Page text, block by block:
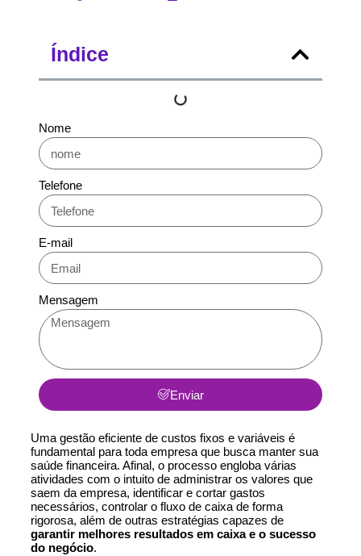
Uma gestão eficiente de custos fixos e variáveis é
fundamental para toda empresa que busca manter sua
saúde financeira. Afinal, o processo engloba várias
atividades com o intuito de administrar os valores que
saem da empresa, identificar e cortar gastos
necessários, controlar o fluxo de caixade forma
rigorosa, além de outras estratégias capazes de
garantir melhores resultados em caixa e o sucesso
do negócio.
Índice
Nome
Telefone
E-mail
Mensagem
Enviar